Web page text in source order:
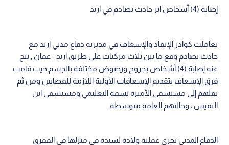
إصابة (4) أشخاص اثر حادث تصادم في اربد
تعاملت كوادر الإنقاذ والإسعاف في مديرية دفاع مدني اربد مع
حادث تصادم وقع ما بين ثلاث مركبات على طريق اربد - عمان , نتج
عنه إصابة (4) أشخاص بجروح ورضوض مختلفة بالجسم,حيث قامت
فرق الإسعاف بتقديم الإسعافات الأولية اللازمة للمصابين ومن ثم
نقلهم إلى مستشفى الأميرة بسمة التعليمي ومستشفى ابن
النفيس ، وحالتهم العامة متوسطة.
الدفاع المدني يجري عملية ولادة لسيدة في منزلها في المفرق